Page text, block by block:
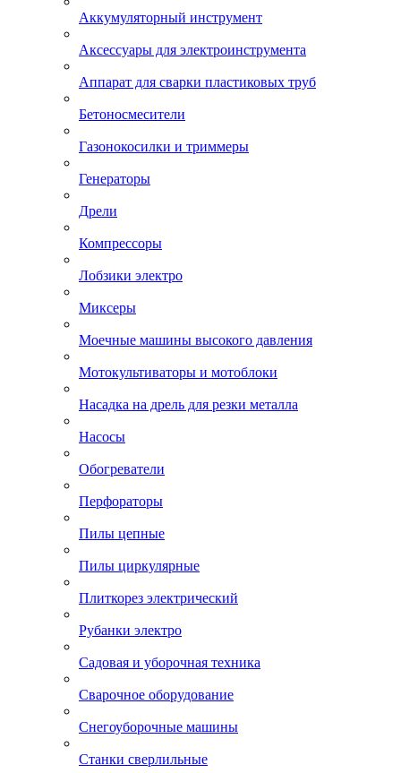
Аккумуляторный инструмент
Аксессуары для электроинструмента
Аппарат для сварки пластиковых труб
Бетоносмесители
Газонокосилки и триммеры
Генераторы
Дрели
Компрессоры
Лобзики электро
Миксеры
Моечные машины высокого давления
Мотокультиваторы и мотоблоки
Насадка на дрель для резки металла
Насосы
Обогреватели
Перфораторы
Пилы цепные
Пилы циркулярные
Плиткорез электрический
Рубанки электро
Садовая и уборочная техника
Сварочное оборудование
Снегоуборочные машины
Станки сверлильные